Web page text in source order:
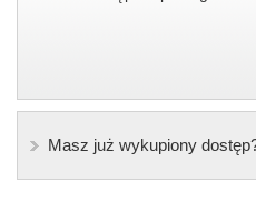
Masz już wykupiony